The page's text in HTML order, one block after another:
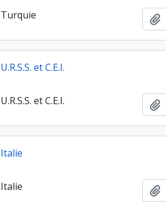
Turquie
U.R.S.S. et C.E.I.
U.R.S.S. et C.E.I.
Italie
Italie